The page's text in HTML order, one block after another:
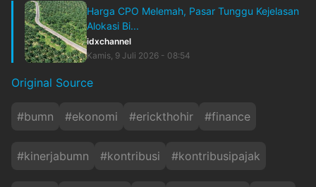
Harga CPO Melemah, Pasar Tunggu Kejelasan
Alokasi Bi...
idxchannel
Kamis, 9 Juli 2026 - 08:54
Original Source
#bumn #ekonomi #erickthohir #finance
#kinerjabumn #kontribusi #kontribusipajak